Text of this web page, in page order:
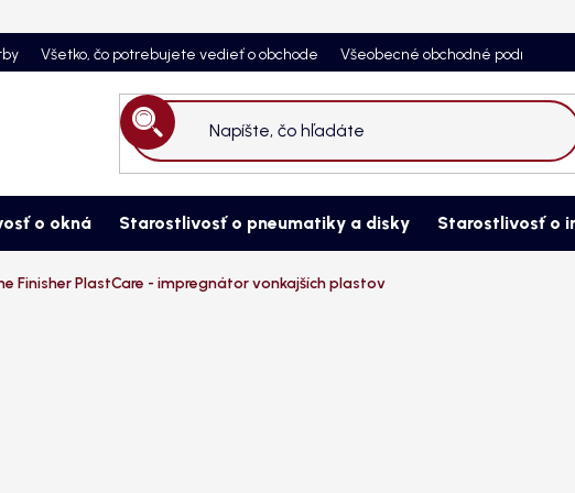
Všetko, čo potrebujete vedieť o obchode Všeobecné obchodné podmienky
Hľadať
o okná Starostlivosť o pneumatiky a disky Starostlivosť o
Finisher PlastCare - impregnátor vonkajších plastov